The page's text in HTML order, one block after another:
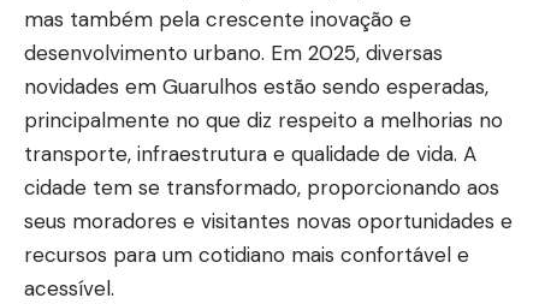
mas também pela crescente inovação e
desenvolvimento urbano. Em 2025, diversas
novidades em Guarulhos estão sendo esperadas,
principalmente no que diz respeito a melhorias no
transporte, infraestrutura e qualidade de vida. A
cidade tem se transformado, proporcionando aos
seus moradores e visitantes novas oportunidades e
recursos para um cotidiano mais confortável e
acessível.